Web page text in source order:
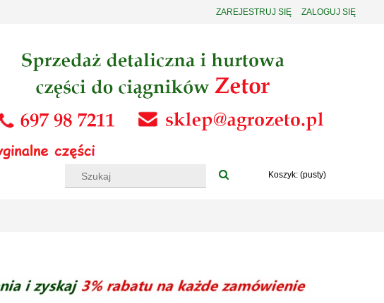
ZAREJESTRUJ SIĘ ZALOGUJ SIĘ
Koszyk: (pusty)